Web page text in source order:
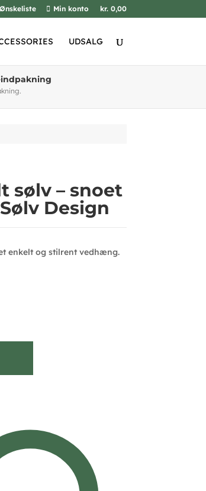
Ønskeliste Min konto kr. 0,00
UDSALG
sølv – snoet
Design
enkelt og stilrent vedhæng.